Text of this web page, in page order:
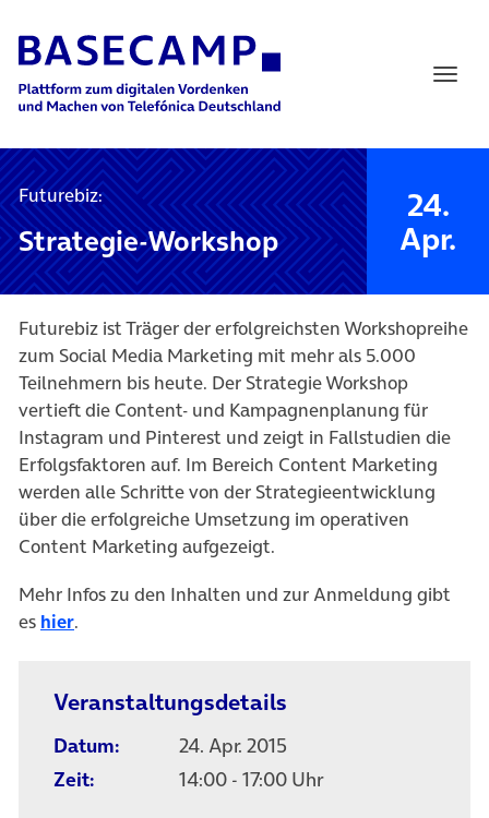
Main Navigation
Futurebiz:
Strategie-Workshop
24.
Apr.
Futurebiz ist Träger der erfolgreichsten Workshopreihe
zum Social Media Marketing mit mehr als 5.000
Teilnehmern bis heute. Der Strategie Workshop
vertieft die Content- und Kampagnenplanung für
Instagram und Pinterest und zeigt in Fallstudien die
Erfolgsfaktoren auf. Im Bereich Content Marketing
werden alle Schritte von der Strategieentwicklung
über die erfolgreiche Umsetzung im operativen
Content Marketing aufgezeigt.
Mehr Infos zu den Inhalten und zur Anmeldung gibt
es hier(öffnet in neuem Tab)
.
Veranstaltungsdetails
Datum:
24. Apr. 2015
Zeit:
14:00 - 17:00 Uhr